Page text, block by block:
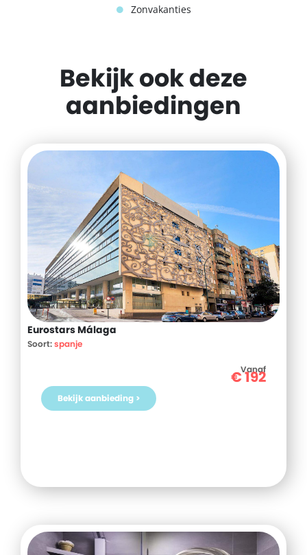
Zonvakanties
Bekijk ook deze
aanbiedingen
Eurostars Málaga
Soort:spanje
Vanaf
€192
Bekijk aanbieding >